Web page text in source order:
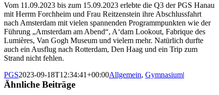
Vom 11.09.2023 bis zum 15.09.2023 erlebte die Q3 der PGS Hanau
mit Herrm Forchheim und Frau Reitzenstein ihre Abschlussfahrt
nach Amsterdam mit vielen spannenden Programmpunkten wie der
Führung „Amsterdam am Abend“, A‘dam Lookout, Fabrique des
Lumières, Van Gogh Museum und vielem mehr. Natürlich durfte
auch ein Ausflug nach Rotterdam, Den Haag und ein Trip zum
Strand nicht fehlen.
PGS2023-09-18T12:34:41+00:00Allgemein, Gymnasium|
Ähnliche Beiträge